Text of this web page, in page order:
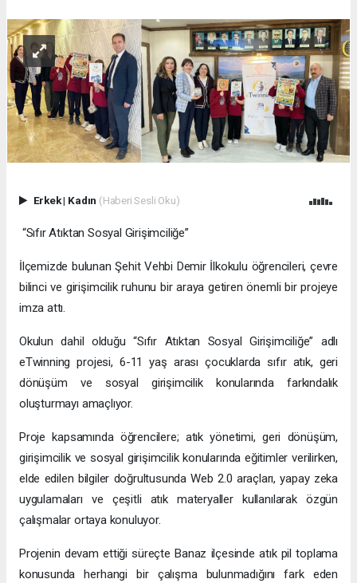
Erkek| Kadın (Haberi Sesli Oku)
“Sıfır Atıktan Sosyal Girişimciliğe”
İlçemizde bulunan Şehit Vehbi Demir İlkokulu öğrencileri, çevre
bilinci ve girişimcilik ruhunu bir araya getiren önemli bir projeye
imza attı.
Okulun dahil olduğu “Sıfır Atıktan Sosyal Girişimciliğe” adlı
eTwinning projesi, 6-11 yaş arası çocuklarda sıfır atık, geri
dönüşüm ve sosyal girişimcilik konularında farkındalık
oluşturmayı amaçlıyor.
Proje kapsamında öğrencilere; atık yönetimi, geri dönüşüm,
girişimcilik ve sosyal girişimcilik konularında eğitimler verilirken,
elde edilen bilgiler doğrultusunda Web 2.0 araçları, yapay zeka
uygulamaları ve çeşitli atık materyaller kullanılarak özgün
çalışmalar ortaya konuluyor.
Projenin devam ettiği süreçte Banaz ilçesinde atık pil toplama
konusunda herhangi bir çalışma bulunmadığını fark eden